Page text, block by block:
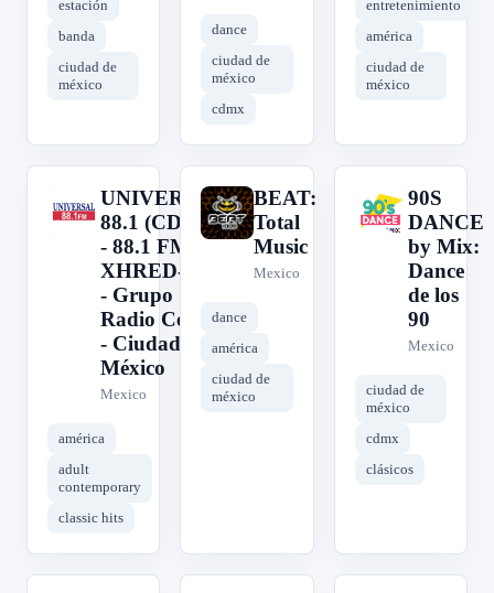
estación
banda
ciudad de
méxico
dance
ciudad de
méxico
cdmx
entretenimiento
américa
ciudad de
méxico
U
UNIVERSAL
88.1 (CDMX)
- 88.1 FM -
XHRED-FM
- Grupo
Radio Centro
- Ciudad de
México
Mexico
américa
adult
contemporary
classic hits
B
BEAT:
Total
Music
Mexico
dance
américa
ciudad de
méxico
9
90S
DANCE
by Mix:
Dance
de los
90
Mexico
ciudad de
méxico
cdmx
clásicos